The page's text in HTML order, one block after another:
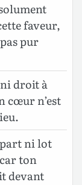
faveur,
pur
droit à
cœur n’est
ni lot
ton
devant